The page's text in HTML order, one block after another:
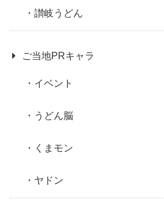
讃岐うどん
ご当地PRキャラ
イベント
うどん脳
くまモン
ヤドン